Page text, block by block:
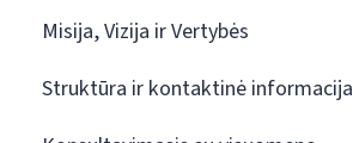
Misija, Vizija ir Vertybės
Struktūra ir kontaktinė informacija